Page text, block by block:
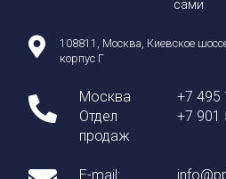
сами
108811, Москва, Киевское
корпус Г
Москва
Отдел
продаж
+7 495
+7 901
E-mail: